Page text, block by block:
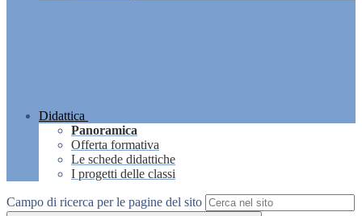
Didattica
Panoramica
Offerta formativa
Le schede didattiche
I progetti delle classi
Campo di ricerca per le pagine del sito